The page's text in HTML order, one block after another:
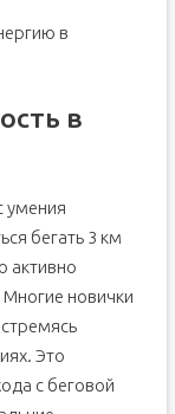
в
в
умения
бегать 3 км
активно
новички
Это
с беговой